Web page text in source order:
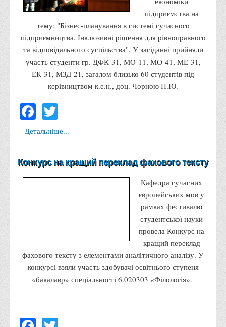
Психологічного сприяння
Музей грошей
Студенту
Довідник студента
Реквізити для оплати
Права та обов'язки студентів
Інформація про гуртожитки
вакантні місця державного замовлення
Положення про старосту академічної групи
Положення про оцінювання результатів навчання
Положення "Про правила призначення академічних
стипендій"
Порядок розрахунків за договорами
Положення про порядок розрахунків за договорами про
навчання(підготовку) громадян України
Перелік платних освітніх та інших послуг
підприємства на
тему: "Бізнес-планування в системі сучасного
підприємництва. Інклюзивні рішення для рівноправного
та відповідального суспільства". У засіданні прийняли
участь студенти гр. ДФК-31, МО-11, МО-41, МЕ-31,
ЕК-31, МЗД-21, загалом близько 60 студентів під
керівництвом к.е.н., доц. Чорною Н.Ю.
Facebook
Детальніше...
Конкурс на кращий переклад фахового тексту
Кафедра сучасних
європейських мов у
рамках фестивалю
студентської науки
провела Конкурс на
кращий переклад
фахового тексту з елементами аналітичного аналізу. У
конкурсі взяли участь здобувачі освітнього ступеня
«бакалавр» спеціальності 6.020303 «Філологія».